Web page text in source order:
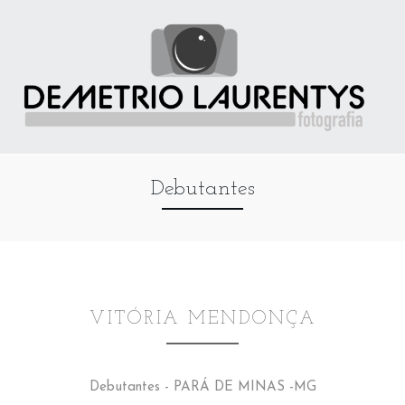
Debutantes
VITÓRIA MENDONÇA
Debutantes - PARÁ DE MINAS -MG